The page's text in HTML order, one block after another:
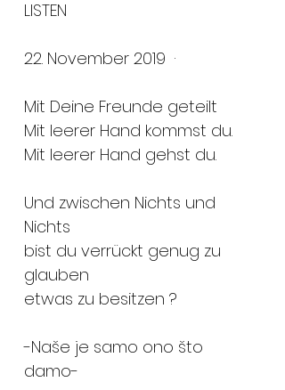
LISTEN
22. November 2019 ·
Mit Deine Freunde geteilt
Mit leerer Hand kommst du.
Mit leerer Hand gehst du.
Und zwischen Nichts und
Nichts
bist du verrückt genug zu
glauben
etwas zu besitzen ?
-Naše je samo ono što
damo-